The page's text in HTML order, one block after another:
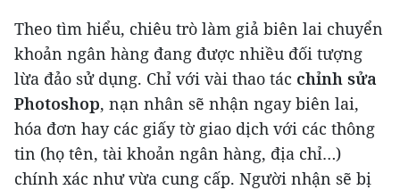
Theo tìm hiểu, chiêu trò làm giả biên lai chuyển
khoản ngân hàng đang được nhiều đối tượng
lừa đảo sử dụng. Chỉ với vài thao tác chỉnh sửa
Photoshop, nạn nhân sẽ nhận ngay biên lai,
hóa đơn hay các giấy tờ giao dịch với các thông
tin (họ tên, tài khoản ngân hàng, địa chỉ…)
chính xác như vừa cung cấp. Người nhận sẽ bị